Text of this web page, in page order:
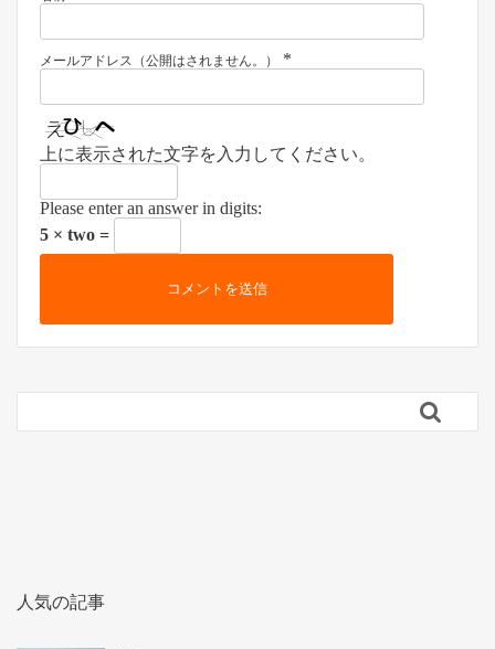
メールアドレス（公開はされません。） *
上に表示された文字を入力してください。
Please enter an answer in digits:
5 × two =

人気の記事